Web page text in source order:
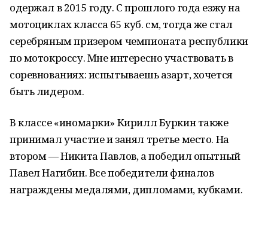
одержал в 2015 году. С прошлого года езжу на
мотоциклах класса 65 куб. см, тогда же стал
серебряным призером чемпионата республики
по мотокроссу. Мне интересно участвовать в
соревнованиях: испытываешь азарт, хочется
быть лидером.
В классе «иномарки» Кирилл Буркин также
принимал участие и занял третье место. На
втором — Никита Павлов, а победил опытный
Павел Нагибин. Все победители финалов
награждены медалями, дипломами, кубками.